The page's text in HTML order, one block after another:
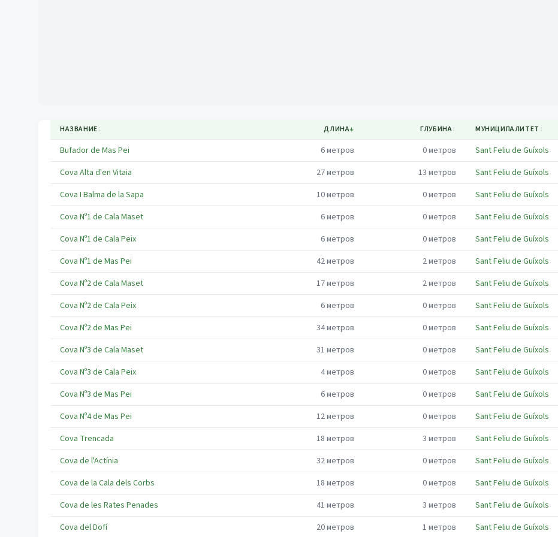
НАЗВАНИЕ↕ ДЛИНА↓ ГЛУБИНА↕ МУНИЦИПАЛИТЕТ ↕
Bufador de Mas Pei 6метров 0метров Sant Feliu de Guíxols
Cova Alta d'en Vitaia
27метров 13 метров Sant Feliu de Guíxols
Cova I Balma de la Sapa
10метров 0метров Sant Feliu de Guíxols
Cova Nº1 de Cala Maset
6метров 0метров Sant Feliu de Guíxols
Cova Nº1 de Cala Peix
6метров 0метров Sant Feliu de Guíxols
Cova Nº1 de Mas Pei
42метров 2метров Sant Feliu de Guíxols
Cova Nº2 de Cala Maset
17метров 2метров Sant Feliu de Guíxols
Cova Nº2 de Cala Peix
6метров 0метров Sant Feliu de Guíxols
Cova Nº2 de Mas Pei
34метров 0метров Sant Feliu de Guíxols
Cova Nº3 de Cala Maset
31 метров 0метров Sant Feliu de Guíxols
Cova Nº3 de Cala Peix
4метров 0метров Sant Feliu de Guíxols
Cova Nº3 de Mas Pei
6метров 0метров Sant Feliu de Guíxols
Cova Nº4 de Mas Pei
12метров 0метров Sant Feliu de Guíxols
Cova Trencada
18 метров 3 метров Sant Feliu de Guíxols
Cova de l'Actínia
32метров 0метров Sant Feliu de Guíxols
Cova de la Cala dels Corbs
18 метров 0метров Sant Feliu de Guíxols
Cova de les Rates Penades
41 метров 3 метров Sant Feliu de Guíxols
Cova del Dofí
20метров 1 метров Sant Feliu de Guíxols